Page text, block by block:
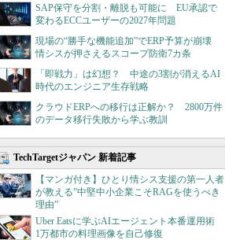
SAP保守を分割・離脱も可能に EU承認で
変わるECCユーザーの2027年問題
現場の“勝手な機能追加”でERP予算が崩壊
情シスが押さえるスコープ防衛7カ条
「即戦力」は幻想？ 中途の3割が消えるAI
時代のエンジニア生存戦略
クラウドERPへの移行は正解か？ 2800万件
のデータ移行失敗から学ぶ教訓
TechTargetジャパン 新着記事
【マンガ付き】ひとり情シス支援の第一人者
が教える”中堅中小企業こそRAGを使うべき
理由”
Uber Eatsに学ぶAIエージェント本番運用術
1万都市の料理画像を自己修復